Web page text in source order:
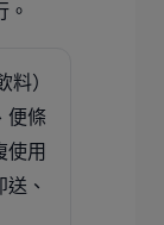
。
料）
便條
使用
、